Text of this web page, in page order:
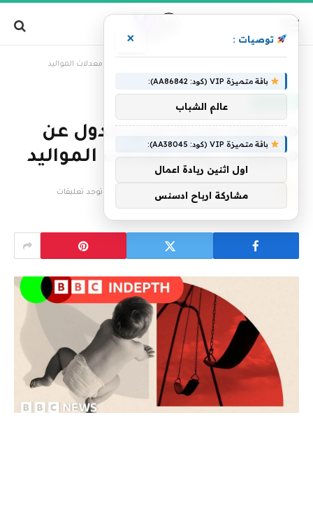
ما تقوله تجربة إحدى الدول عن محاولات زيادة معدلات المواليد
ما تقوله تجربة إحدى الدول عن
محاولات زيادة معدلات المواليد
فريق التحرير 16 يونيو، 2026 لا توجد تعليقات
1 دقائق
توصيات : ×
باقة متميزة VIP (كود: AA86842):
عالم الشباب
باقة متميزة VIP (كود: AA38045):
اول اثنين ريادة اعمال
مشاركة ارباح ادسنس